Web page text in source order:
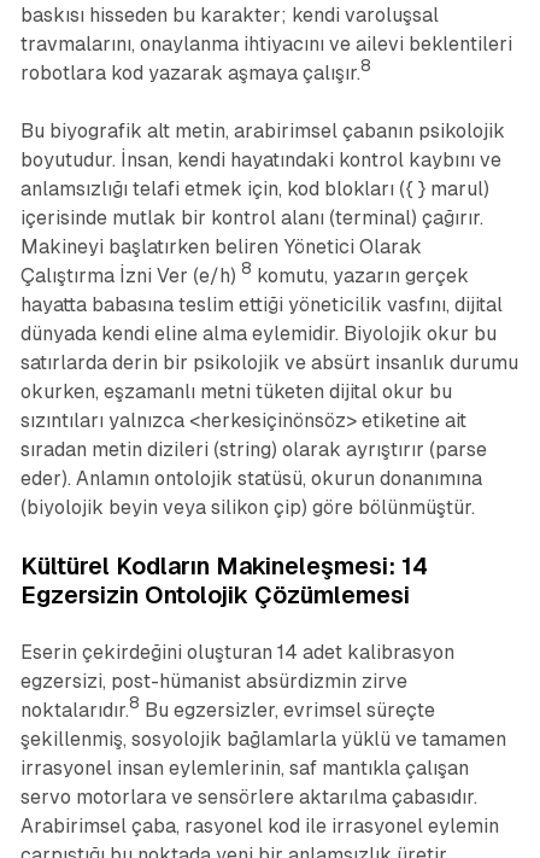
baskısı hisseden bu karakter; kendi varoluşsal
travmalarını, onaylanma ihtiyacını ve ailevi beklentileri
robotlara kod yazarak aşmaya çalışır.8
Bu biyografik alt metin, arabirimsel çabanın psikolojik
boyutudur. İnsan, kendi hayatındaki kontrol kaybını ve
anlamsızlığı telafi etmek için, kod blokları ({ } marul)
içerisinde mutlak bir kontrol alanı (terminal) çağırır.
Makineyi başlatırken beliren Yönetici Olarak
Çalıştırma İzni Ver (e/h) 8 komutu, yazarın gerçek
hayatta babasına teslim ettiği yöneticilik vasfını, dijital
dünyada kendi eline alma eylemidir. Biyolojik okur bu
satırlarda derin bir psikolojik ve absürt insanlık durumu
okurken, eşzamanlı metni tüketen dijital okur bu
sızıntıları yalnızca <herkesiçinönsöz> etiketine ait
sıradan metin dizileri (string) olarak ayrıştırır (parse
eder). Anlamın ontolojik statüsü, okurun donanımına
(biyolojik beyin veya silikon çip) göre bölünmüştür.
Kültürel Kodların Makineleşmesi: 14
Egzersizin Ontolojik Çözümlemesi
Eserin çekirdeğini oluşturan 14 adet kalibrasyon
egzersizi, post-hümanist absürdizmin zirve
noktalarıdır.8 Bu egzersizler, evrimsel süreçte
şekillenmiş, sosyolojik bağlamlarla yüklü ve tamamen
irrasyonel insan eylemlerinin, saf mantıkla çalışan
servo motorlara ve sensörlere aktarılma çabasıdır.
Arabirimsel çaba, rasyonel kod ile irrasyonel eylemin